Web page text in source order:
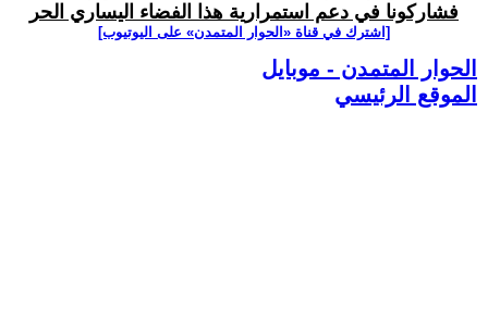
فشاركونا في دعم استمرارية هذا الفضاء اليساري الحر
[اشترك في قناة ‫«الحوار المتمدن» على اليوتيوب]
الحوار المتمدن - موبايل
الموقع الرئيسي